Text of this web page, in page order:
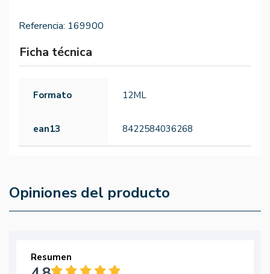
Referencia: 169900
Ficha técnica
Formato 12ML
ean13 8422584036268
Opiniones del producto
Resumen